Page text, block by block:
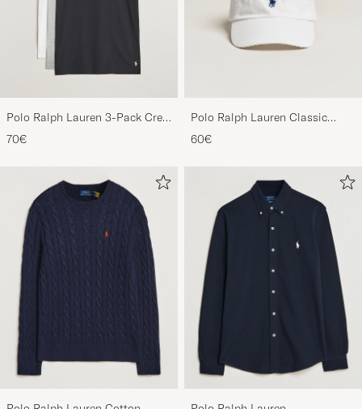
Polo Ralph Lauren 3-Pack Crew
Neck T-Shirt
70€
Polo Ralph Lauren Classic
60€